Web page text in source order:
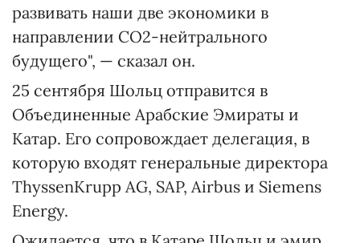
развивать наши две экономики в
направлении CO2-нейтрального
будущего", — сказал он.
25 сентября Шольц отправится в
Объединенные Арабские Эмираты и
Катар. Его сопровождает делегация, в
которую входят генеральные директора
ThyssenKrupp AG, SAP, Airbus и Siemens
Energy.